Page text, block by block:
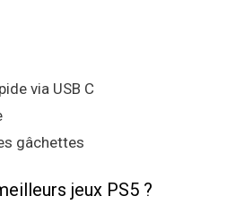
via USB C
gâchettes
jeux PS5 ?